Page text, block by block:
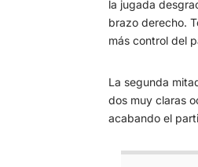
la jugada
brazo derecho.
más control del
La segunda
dos muy claras
acabando el